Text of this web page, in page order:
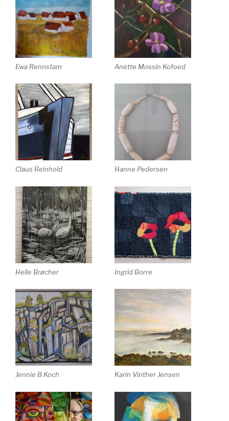
Ewa Rennstam Anette Mossin Kofoed
Claus Reinhold Hanne Pedersen
Helle Brøcher Ingrid Borre
Jennie B Koch Karin Vinther Jensen